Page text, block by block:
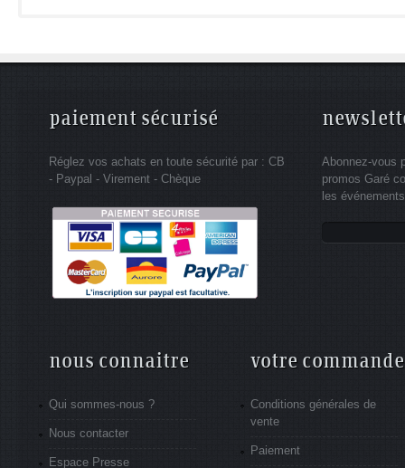
paiement sécurisé
Réglez vos achats en toute sécurité par : CB
- Paypal - Virement - Chèque
Abonnez-vous
promos Garé
les
nous connaitre
Qui sommes-nous ?
Nous contacter
Espace Presse
votre commande
Conditions générales de
vente
Paiement